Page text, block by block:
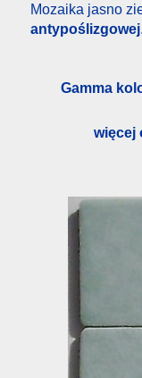
Mozaika jasno
antypoślizgowej.
Gamma
więcej